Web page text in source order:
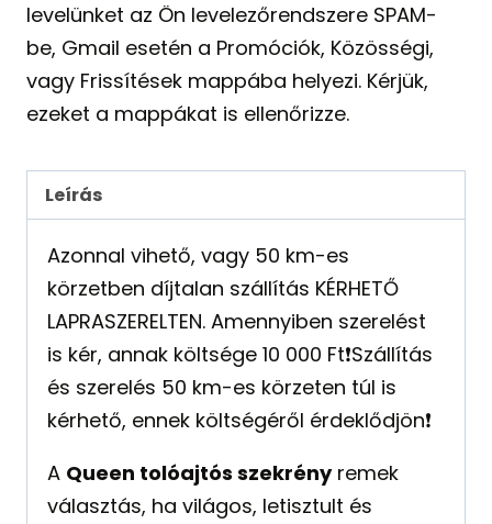
levelünket az Ön levelezőrendszere SPAM-
be, Gmail esetén a Promóciók, Közösségi,
vagy Frissítések mappába helyezi. Kérjük,
ezeket a mappákat is ellenőrizze.
Leírás
Azonnal vihető, vagy 50 km-es
körzetben díjtalan szállítás KÉRHETŐ
LAPRASZERELTEN. Amennyiben szerelést
is kér, annak költsége 10 000 Ft❗️Szállítás
és szerelés 50 km-es körzeten túl is
kérhető, ennek költségéről érdeklődjön❗️
A Queen tolóajtós szekrényremek
választás, ha világos, letisztult és